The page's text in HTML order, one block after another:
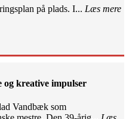
på plads. I... Læs mere
og kreative impulser
Vandbæk som